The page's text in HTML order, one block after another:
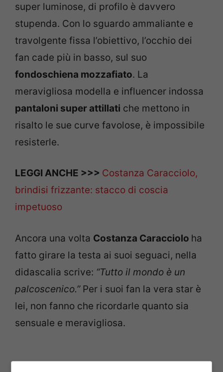
super luminose, di profilo è davvero
stupenda. Con lo sguardo ammaliante e
travolgente fissa l’obiettivo, l’occhio dei
fan cade più in basso, sul suo
fondoschiena mozzafiato. La
meravigliosa modella e influencer indossa
pantaloni super attillati che mettono in
risalto le sue curve favolose, è impossibile
resisterle.
LEGGI ANCHE >>> Costanza Caracciolo,
brindisi frizzante: stacco di coscia
impetuoso
Ancora una volta Costanza Caracciolo ha
fatto girare la testa ai suoi seguaci, nella
didascalia scrive: “Tutto il mondo è un
palcoscenico.” Per i suoi fan la vera star è
lei, non fanno che ricordarle quanto sia
sensuale e meravigliosa.